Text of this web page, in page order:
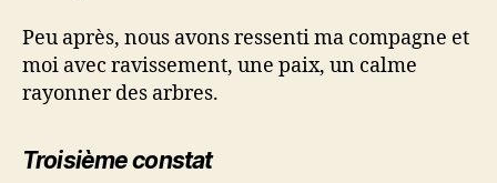
Peu après, nous avons ressenti ma compagne et
moi avec ravissement, une paix, un calme
rayonner des arbres.
Troisième constat